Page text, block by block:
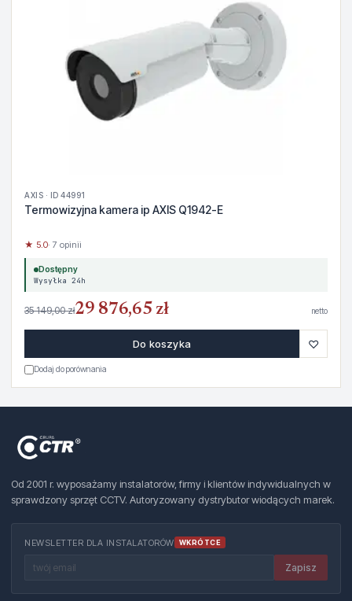
AXIS · ID 44991
Termowizyjna kamera ip AXIS Q1942-E
★ 5.0· 7 opinii
Dostępny
Wysyłka 24h
35 149,00 zł29 876,65 zł netto
Do koszyka ♡
Dodaj do porównania
Od 2001 r. wyposażamy instalatorów, firmy i klientów indywidualnych w
sprawdzony sprzęt CCTV. Autoryzowany dystrybutor wiodących marek.
NEWSLETTER DLA INSTALATORÓW WKRÓTCE
Zapisz